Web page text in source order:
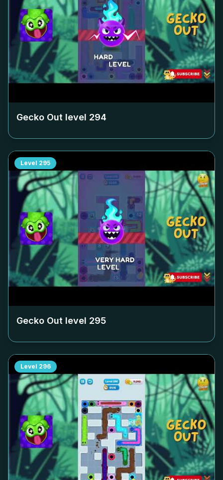
Gecko Out level 294
Level 295
Gecko Out level 295
Level 296